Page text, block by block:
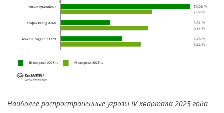
Наиболее распространенные угрозы IV квартала 2025 года